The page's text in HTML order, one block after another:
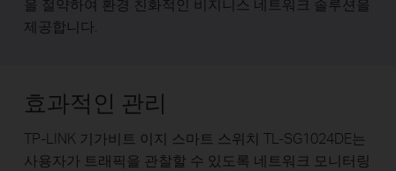
을 절약하여 환경 친화적인 비지니스 네트워크 솔루션을
제공합니다.
효과적인 관리
TP-LINK 기가비트 이지 스마트 스위치 TL-SG1024DE는
사용자가 트래픽을 관찰할 수 있도록 네트워크 모니터링